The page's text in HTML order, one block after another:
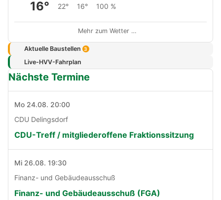
16° 22° 16° 100 %
Mehr zum Wetter …
Aktuelle Baustellen 3
Live-HVV-Fahrplan
Nächste Termine
Mo 24.08. 20:00
CDU Delingsdorf
CDU-Treff / mitgliederoffene Fraktionssitzung
Mi 26.08. 19:30
Finanz- und Gebäudeausschuß
Finanz- und Gebäudeausschuß (FGA)